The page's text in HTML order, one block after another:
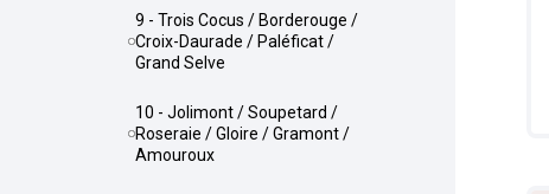
9 - Trois Cocus / Borderouge /
Croix-Daurade / Paléficat /
Grand Selve
10 - Jolimont / Soupetard /
Roseraie / Gloire / Gramont /
Amouroux